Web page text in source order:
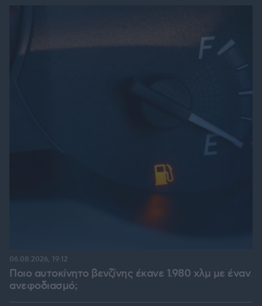
Ποιο αυτοκίνητο βενζίνης έκανε 1.980 χλμ με έναν
ανεφοδιασμό;
06.08.2026, 19:12